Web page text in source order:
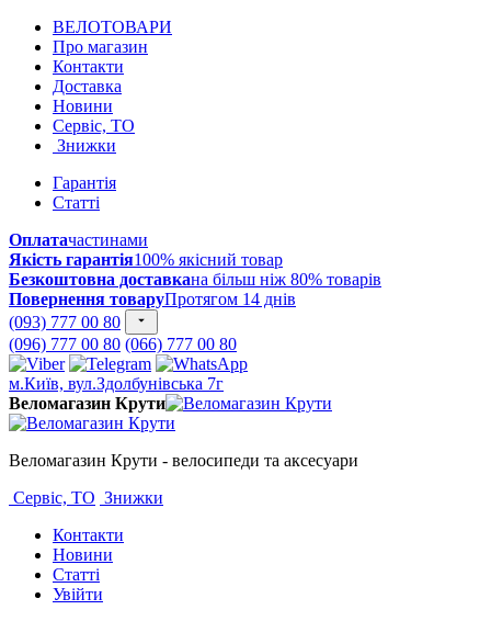
ВЕЛОТОВАРИ
Про магазин
Контакти
Доставка
Новини
Сервіс, ТО
Знижки
Гарантія
Статті
Оплатачастинами
Якість гарантія100% якісний товар
Безкоштовна доставкана більш ніж 80% товарів
Повернення товаруПротягом 14 днів
(093) 777 00 80
(096) 777 00 80 (066) 777 00 80
м.Київ, вул.Здолбунівська 7г
Веломагазин Крути
Веломагазин Крути - велосипеди та аксесуари
Сервіс, ТО Знижки
Контакти
Новини
Статті
Увійти